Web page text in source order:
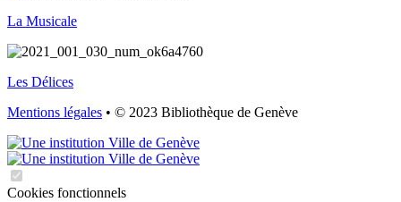
La Musicale
Les Délices
Mentions légales • © 2023 Bibliothèque de Genève
Cookies fonctionnels